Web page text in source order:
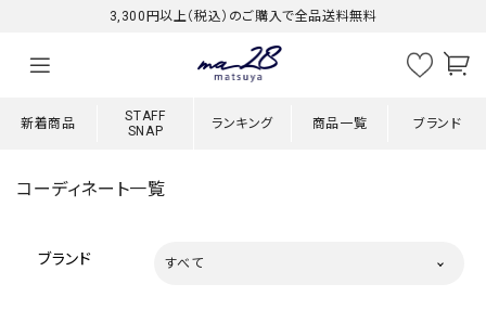
3,300円以上（税込）のご購入で全品送料無料
新着商品
STAFF
SNAP
ランキング 商品一覧 ブランド
コーディネート一覧
ブランド すべて